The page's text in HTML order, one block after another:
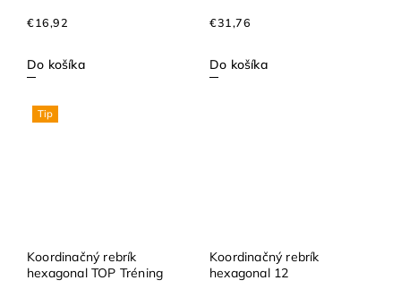
€16,92
Do košíka
€31,76
Do košíka
Tip
Koordinačný rebrík
hexagonal TOP Tréning
Koordinačný rebrík
hexagonal 12